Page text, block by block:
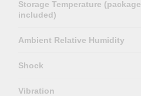
Storage Temperature (package
included)
Ambient Relative Humidity
Shock
Vibration